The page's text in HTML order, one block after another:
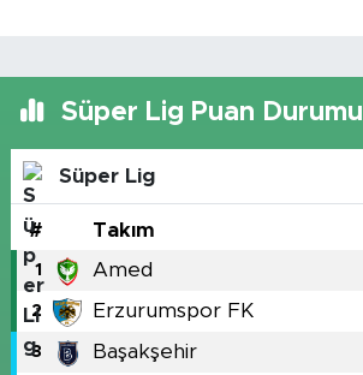
Süper Lig Puan Durumu
Süper Lig
# Takım
1 Amed
2 Erzurumspor FK
3 Başakşehir